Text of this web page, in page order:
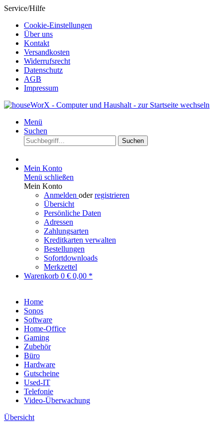
Service/Hilfe
Cookie-Einstellungen
Über uns
Kontakt
Versandkosten
Widerrufsrecht
Datenschutz
AGB
Impressum
Menü
Suchen
Suchen
Mein Konto
Menü schließen
Mein Konto
Anmelden oderregistrieren
Übersicht
Persönliche Daten
Adressen
Zahlungsarten
Kreditkarten verwalten
Bestellungen
Sofortdownloads
Merkzettel
Warenkorb 0 € 0,00 *
Home
Sonos
Software
Home-Office
Gaming
Zubehör
Büro
Hardware
Gutscheine
Used-IT
Telefonie
Video-Überwachung
Übersicht